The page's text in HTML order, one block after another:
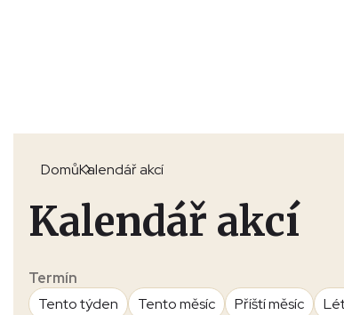
DomůKalendář akcí
Kalendář akcí
Termín
Tento týden
Tento měsíc Příští měsíc